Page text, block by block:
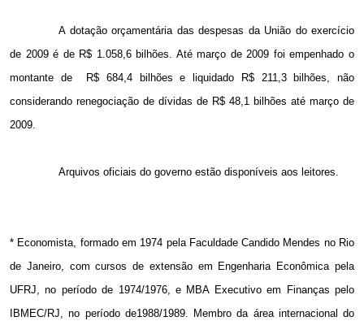
A dotação orçamentária das despesas da União do exercício
de 2009 é de R$ 1.058,6 bilhões. Até março de 2009 foi empenhado o
montante de
R$ 684,4 bilhões e liquidado R$ 211,3 bilhões, não
considerando renegociação de dívidas de R$ 48,1 bilhões até março de
2009.
Arquivos oficiais do governo estão disponíveis aos leitores.
* Economista, formado em 1974 pela Faculdade Candido Mendes no Rio
de Janeiro, com cursos de extensão em Engenharia Econômica pela
UFRJ, no período de 1974/1976, e MBA Executivo em Finanças pelo
IBMEC/RJ, no período de1988/1989. Membro da área internacional do